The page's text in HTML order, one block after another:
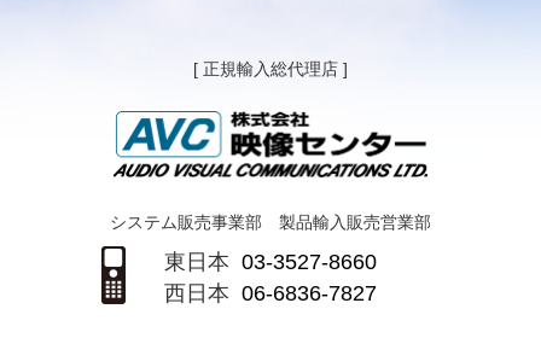
[ 正規輸入総代理店 ]
システム販売事業部 製品輸入販売営業部
東日本 03-3527-8660
西日本 06-6836-7827